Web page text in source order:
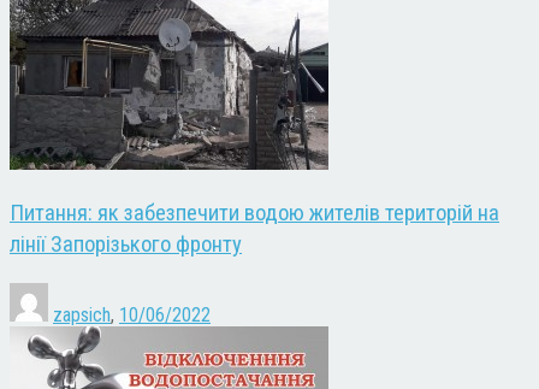
Питання: як забезпечити водою жителів територій на
лінії Запорізького фронту
zapsich, 10/06/2022